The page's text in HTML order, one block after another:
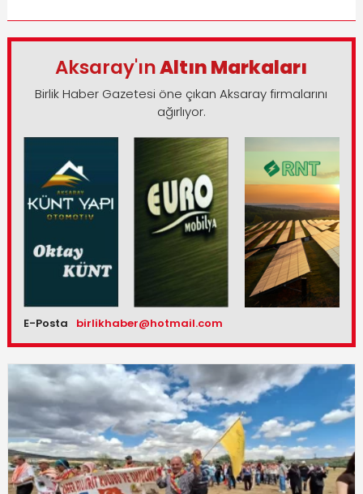
Aksaray'ınAltın Markaları
Birlik Haber Gazetesi öne çıkan Aksaray firmalarını
ağırlıyor.
E-Posta birlikhaber@hotmail.com